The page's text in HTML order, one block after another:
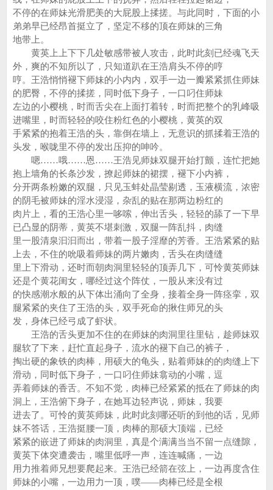
不停的在师妹光滑肥美的大屁股上揉搓。与此同时，下面的小
弟弟早已经昂首挺立了，坚定不移的顶在师妹的三角
地带上。
黄英上上下下几处敏感带被人攻击，此时此刻已经魂飞天
外，爽的不知所以了，只知道趴在王浩肩头不停的哼
哼。王浩悄悄褪下师妹的小内内，双手一边一瓣紧紧抓住师妹
的肥臀，不停的揉搓，同时低下身子，一口叼住师妹
左边的小樱桃，时而舌尖在上面打着转，时而把整个的乳峰吸
进嘴里，时而轻轻的咬住粉红色的小樱桃，黄英的双
手紧紧的抱着王浩的头，靠倒在墙上，无意识的抓揉着王浩的
头发，喉咙里不停的发出压抑的呻吟。
嗯……哦……恩……王浩见师妹双腿开始打颤，连忙把她
抱上墙角的长条沙发，撩起师妹的裙摆，褪下小内裤，
分开两条粉嫩的双腿，只见玉蚌处晶莹剔透，玉液横流，浓密
的阴毛被师妹的淫水浸湿，杂乱的贴在那两边粉红的
肉片上，看的王浩心里一哆嗦，伸出舌头，轻轻的舔了一下早
已凸显的阴蒂，黄英不堪刺激，双腿一阵乱抖，肉缝
里一股清泉汩汩而出，带着一股子淫靡的芳香。王浩紧紧的贴
上去，不住的吮吸着师妹的两片嫩肉，舌头在肉缝缝
里上下滑动，还时而朝肉洞里轻轻的顶弄几下，可怜黄英师妹
还是个黄花闺女，哪经过这个阵仗，一股从来没有过
的快感潮水般的从下体出涌向了全身，接着全身一阵痉挛，双
腿紧紧的夹住了王浩的头，双手死命的揪住师兄的头
发，身体已经弓成了虾状。
王浩的舌头更加不住的在师妹的肉洞里往里钻，趁师妹双
腿软了下来，赶忙直起身子，流水的褪下自己的裤子，
掏出硬的象铁的肉棒，用硕大的龟头，贴着师妹的的肉缝上下
滑动，同时低下身子，一口叼住师妹翕动的小嘴，逗
弄着师妹的香舌。不知不觉，肉棒已经紧紧的抵在了师妹的肉
洞上，王浩俯下身子，在她耳边轻声说，师妹，我要
进去了。可怜的黄英师妹，此时此刻哪还听的到他的话，见师
妹不答话，王浩挺腰一顶，肉棒的那硕大顶端，已经
紧紧的嵌进了师妹的肉洞里，真是个满满当当不留一点缝隙，
黄英下体突遭袭击，嘴里低呼一声，连连喊痛，一边
用力推着师兄想要爬起来。王浩已经箭在弦上，一边再度含住
师妹的小嘴，一边用力一顶，噗——肉棒已经是全根